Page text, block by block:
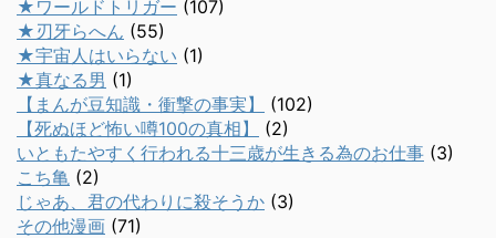
★ワールドトリガー (107)
★刃牙らへん (55)
★宇宙人はいらない (1)
★真なる男 (1)
【まんが豆知識・衝撃の事実】
(102)
【死ぬほど怖い噂100の真相】
(2)
いともたやすく行われる十三歳が生きる為のお仕事 (3)
こち亀 (2)
じゃあ、君の代わりに殺そうか (3)
その他漫画 (71)